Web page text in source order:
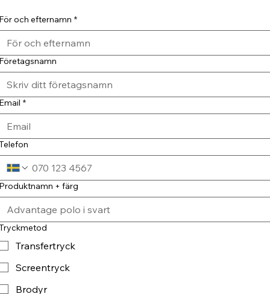
och efternamn *
*
+ färg
Transfertryck
Screentryck
Brodyr